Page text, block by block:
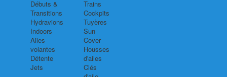
Débuts &
Transitions
Hydravions
Indoors
Ailes
volantes
Détente
Jets
Trains
Cockpits
Tuyères
Sun
Cover
Housses
d'ailes
Clés